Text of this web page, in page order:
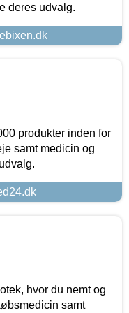
deres udvalg.
produkter inden for
samt medicin og
hvor du nemt og
samt